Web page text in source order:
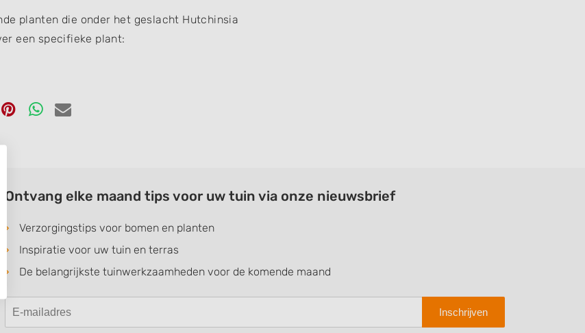
planten die onder het geslacht Hutchinsia
een specifieke plant:
Delen
Pinterest
DelenDelen
Ontvang elke maand tips voor uw tuin via onze nieuwsbrief
Verzorgingstips voor bomen en planten
Inspiratie voor uw tuin en terras
De belangrijkste tuinwerkzaamheden voor de komende maand
Inschrijven